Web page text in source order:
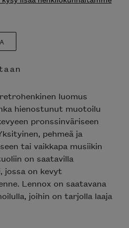
luomus
hienostunut muotoilu
pronssinväriseen
pehmeä ja
tai vaikkapa musiikin
on saatavilla
jossa on kevyt
Lennox on saatavana
joihin on tarjolla laaja